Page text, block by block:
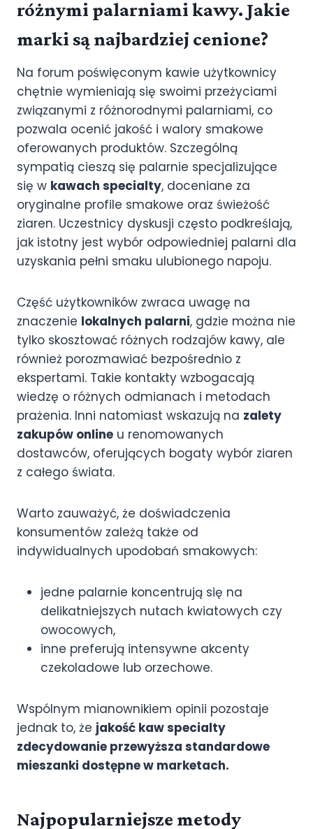
różnymi palarniami kawy. Jakie
marki są najbardziej cenione?
Na forum poświęconym kawie użytkownicy
chętnie wymieniają się swoimi przeżyciami
związanymi z różnorodnymi palarniami, co
pozwala ocenić jakość i walory smakowe
oferowanych produktów. Szczególną
sympatią cieszą się palarnie specjalizujące
się w kawach specialty, doceniane za
oryginalne profile smakowe oraz świeżość
ziaren. Uczestnicy dyskusji często podkreślają,
jak istotny jest wybór odpowiedniej palarni dla
uzyskania pełni smaku ulubionego napoju.
Część użytkowników zwraca uwagę na
znaczenie lokalnych palarni, gdzie można nie
tylko skosztować różnych rodzajów kawy, ale
również porozmawiać bezpośrednio z
ekspertami. Takie kontakty wzbogacają
wiedzę o różnych odmianach i metodach
prażenia. Inni natomiast wskazują na zalety
zakupów online u renomowanych
dostawców, oferujących bogaty wybór ziaren
z całego świata.
Warto zauważyć, że doświadczenia
konsumentów zależą także od
indywidualnych upodobań smakowych:
jedne palarnie koncentrują się na
delikatniejszych nutach kwiatowych czy
owocowych,
inne preferują intensywne akcenty
czekoladowe lub orzechowe.
Wspólnym mianownikiem opinii pozostaje
jednak to, że jakość kaw specialty
zdecydowanie przewyższa standardowe
mieszanki dostępne w marketach.
Najpopularniejsze metody